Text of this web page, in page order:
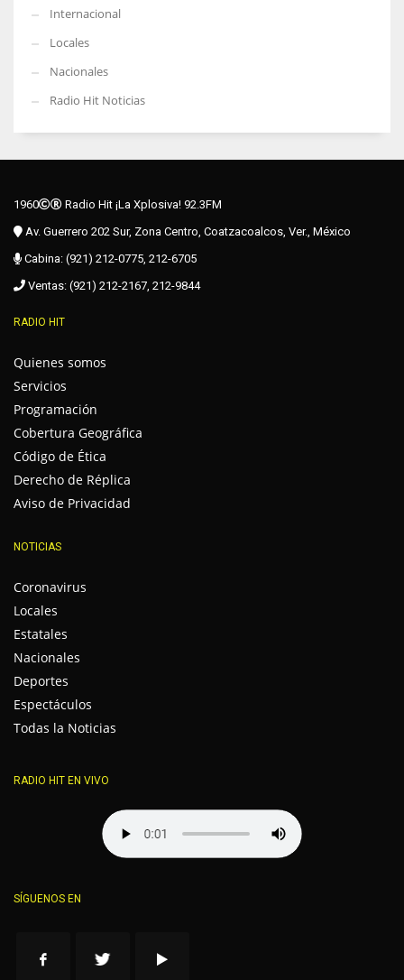
Internacional
Locales
Nacionales
Radio Hit Noticias
1960
Radio Hit ¡La Xplosiva! 92.3FM
Av. Guerrero 202 Sur, Zona Centro, Coatzacoalcos, Ver., México
Cabina: (921) 212-0775, 212-6705
Ventas: (921) 212-2167, 212-9844
RADIO HIT
Quienes somos
Servicios
Programación
Cobertura Geográfica
Código de Ética
Derecho de Réplica
Aviso de Privacidad
NOTICIAS
Coronavirus
Locales
Estatales
Nacionales
Deportes
Espectáculos
Todas la Noticias
RADIO HIT EN VIVO
SÍGUENOS EN